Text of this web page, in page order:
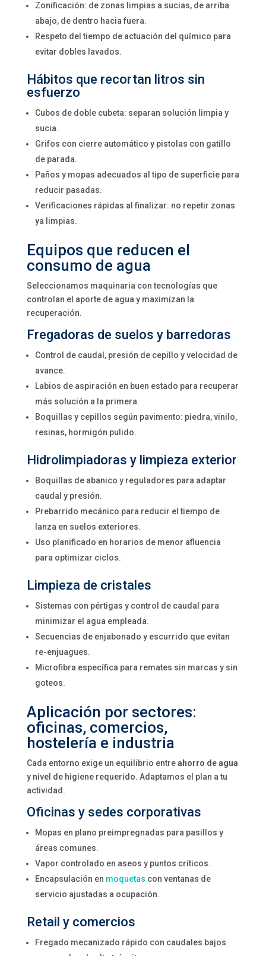
Zonificación: de zonas limpias a sucias, de arriba
abajo, de dentro hacia fuera.
Respeto del tiempo de actuación del químico para
evitar dobles lavados.
Hábitos que recortan litros sin
esfuerzo
Cubos de doble cubeta: separan solución limpia y
sucia.
Grifos con cierre automático y pistolas con gatillo
de parada.
Paños y mopas adecuados al tipo de superficie para
reducir pasadas.
Verificaciones rápidas al finalizar: no repetir zonas
ya limpias.
Equipos que reducen el
consumo de agua
Seleccionamos maquinaria con tecnologías que
controlan el aporte de agua y maximizan la
recuperación.
Fregadoras de suelos y barredoras
Control de caudal, presión de cepillo y velocidad de
avance.
Labios de aspiración en buen estado para recuperar
más solución a la primera.
Boquillas y cepillos según pavimento: piedra, vinilo,
resinas, hormigón pulido.
Hidrolimpiadoras y limpieza exterior
Boquillas de abanico y reguladores para adaptar
caudal y presión.
Prebarrido mecánico para reducir el tiempo de
lanza en suelos exteriores.
Uso planificado en horarios de menor afluencia
para optimizar ciclos.
Limpieza de cristales
Sistemas con pértigas y control de caudal para
minimizar el agua empleada.
Secuencias de enjabonado y escurrido que evitan
re-enjuagues.
Microfibra específica para remates sin marcas y sin
goteos.
Aplicación por sectores:
oficinas, comercios,
hostelería e industria
Cada entorno exige un equilibrio entreahorro de agua
y nivel de higiene requerido. Adaptamos el plan a tu
actividad.
Oficinas y sedes corporativas
Mopas en plano preimpregnadas para pasillos y
áreas comunes.
Vapor controlado en aseos y puntos críticos.
Encapsulación en moquetas con ventanas de
servicio ajustadas a ocupación.
Retail y comercios
Fregado mecanizado rápido con caudales bajos